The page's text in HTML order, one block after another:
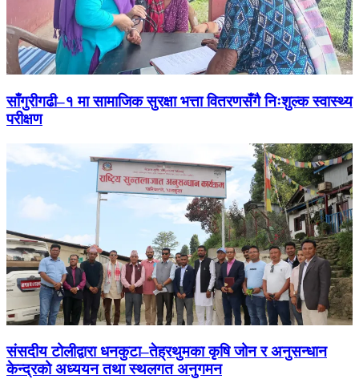
साँगुरीगढी–१ मा सामाजिक सुरक्षा भत्ता वितरणसँगै निःशुल्क स्वास्थ्य
परीक्षण
संसदीय टोलीद्वारा धनकुटा–तेह्रथुमका कृषि जोन र अनुसन्धान
केन्द्रको अध्ययन तथा स्थलगत अनुगमन